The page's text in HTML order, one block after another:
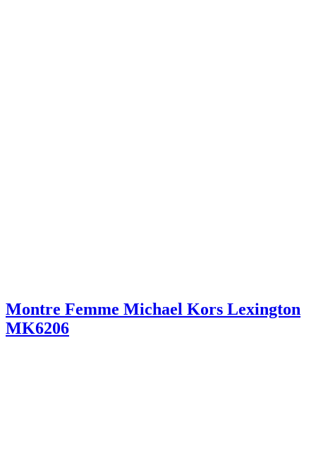
Montre Femme Michael Kors Lexington
MK6206